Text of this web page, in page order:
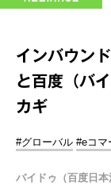
インバウン
と百度（バ
カギ
#グローバル #eコマ
バイドゥ（百度日本